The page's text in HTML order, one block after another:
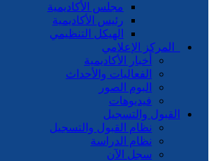
مجلس الأكاديمية
رئيس الأكاديمية
الهيكل التنظيمي
المركز الإعلامي
أخبار الأكاديمية
الفعاليات والأحداث
البوم الصور
فيديوهات
القبول والتسجيل
نظام القبول والتسجيل
نظام الدراسة
سجل الآن